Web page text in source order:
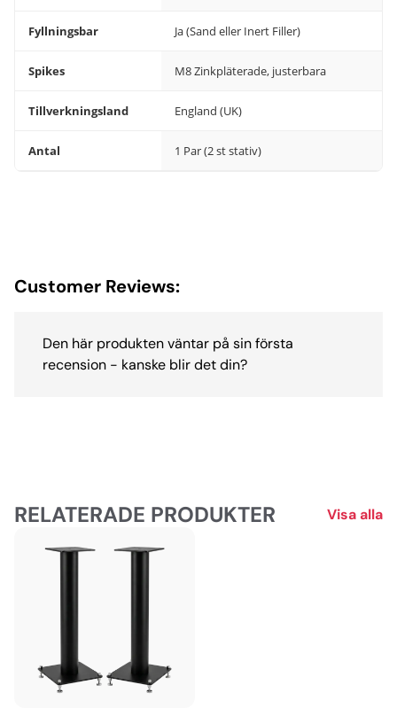
Fyllningsbar Ja (Sand eller Inert Filler)
Spikes M8 Zinkpläterade, justerbara
Tillverkningsland England (UK)
Antal 1 Par (2 st stativ)
Customer Reviews:
Den här produkten väntar på sin första
recension - kanske blir det din?
RELATERADE PRODUKTER Visa alla